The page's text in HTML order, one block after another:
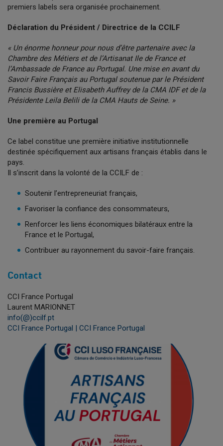
premiers labels sera organisée prochainement.
Déclaration du Président / Directrice de la CCILF
« Un énorme honneur pour nous d’être partenaire avec la
Chambre des Métiers et de l’Artisanat Ile de France et
l’Ambassade de France au Portugal. Une mise en avant du
Savoir Faire Français au Portugal soutenue par le Président
Francis Bussière et Elisabeth Auffrey de la CMA IDF et de la
Présidente Leila Belili de la CMA Hauts de Seine. »
Une première au Portugal
Ce label constitue une première initiative institutionnelle
destinée spécifiquement aux artisans français établis dans le
pays.
Il s’inscrit dans la volonté de la CCILF de :
Soutenir l’entrepreneuriat français,
Favoriser la confiance des consommateurs,
Renforcer les liens économiques bilatéraux entre la
France et le Portugal,
Contribuer au rayonnement du savoir-faire français.
Contact
CCI France Portugal
Laurent MARIONNET
info(@)ccilf.pt
CCI France Portugal | CCI France Portugal